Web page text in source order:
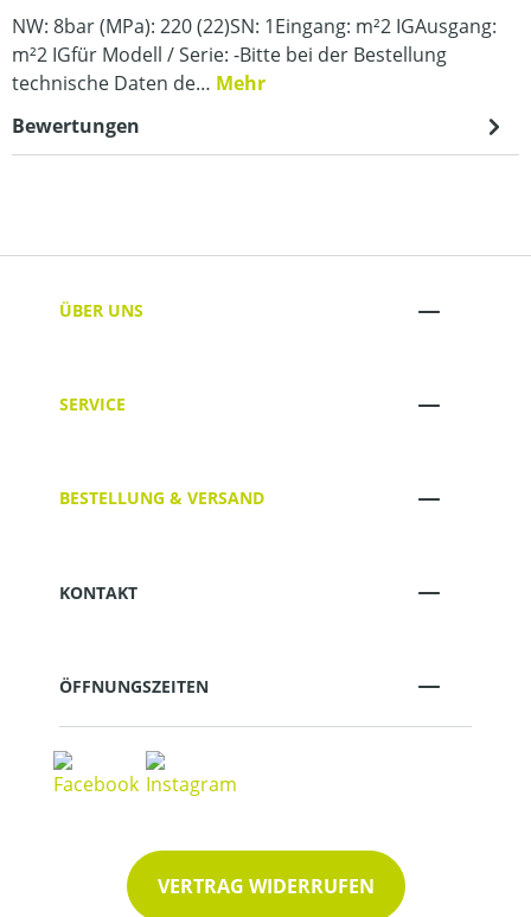
NW: 8bar (MPa): 220 (22)SN: 1Eingang: m²2 IGAusgang:
m²2 IGfür Modell / Serie: -Bitte bei der Bestellung
technische Daten de… Mehr
Bewertungen
ÜBER UNS
SERVICE
BESTELLUNG & VERSAND
KONTAKT
ÖFFNUNGSZEITEN
VERTRAG WIDERRUFEN